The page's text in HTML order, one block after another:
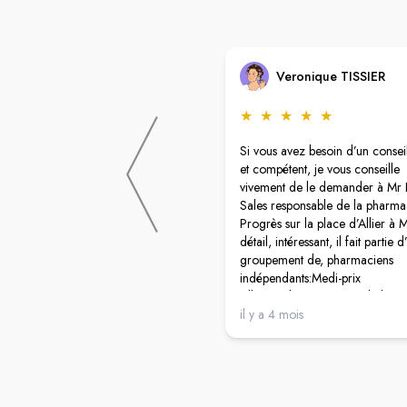
Veronique TISSIER
★ ★ ★ ★ ★
Si vous avez besoin d’un
et compétent, je vous conseille
vivement de le demander à Mr
Sales responsable de la
Progrès sur la place d’Allier à
détail, intéressant, il fait partie
groupement de, pharmaciens
indépendants:Medi-prix
Allez sur le site Internet de la
pharmacie, vous aurez plus de
il y a 4 mois